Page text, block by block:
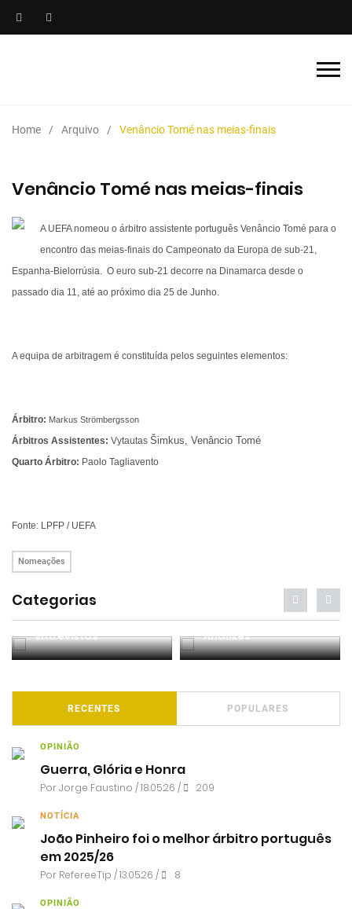
Home Arquivo Venâncio Tomé nas meias-finais
Venâncio Tomé nas meias-finais
A UEFA nomeou o árbitro assistente português Venâncio Tomé para o
encontro das meias-finais do Campeonato da Europa de sub-21,
Espanha-Bielorrúsia. O euro sub-21 decorre na Dinamarca desde o
passado dia 11, até ao próximo dia 25 de Junho.
A equipa de arbitragem é constituída pelos seguintes elementos:
Árbitro: Markus Strömbergsson
Árbitros Assistentes: Vytautas Šimkus, Venâncio Tomé
Quarto Árbitro: Paolo Tagliavento
Fonte: LPFP / UEFA
Nomeações
Categorias
Entrevistas Análises
RECENTES POPULARES
OPINIÃO
Guerra, Glória e Honra
PorJorge Faustino / 18.05.26 / 209
NOTÍCIA
João Pinheiro foi o melhor árbitro português
em 2025/26
Por RefereeTip / 13.05.26 / 8
OPINIÃO